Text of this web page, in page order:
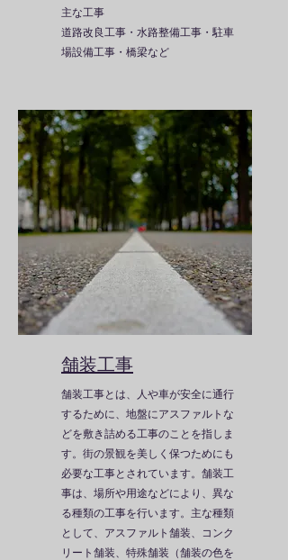
主な工事
​道路改良工事・水路整備工事・駐車
場設備工事・橋梁など
舗装工事
舗装工事とは、人や車が安全に通行
するために、地盤にアスファルトな
どを敷き詰める工事のことを指しま
す。 街の景観を美しく保つためにも
必要な工事とされています。 舗装工
事は、場所や用途などにより、異な
る種類の工事を行います。 主な種類
として、アスファルト舗装、コンク
リート舗装、特殊舗装（舗装の色を